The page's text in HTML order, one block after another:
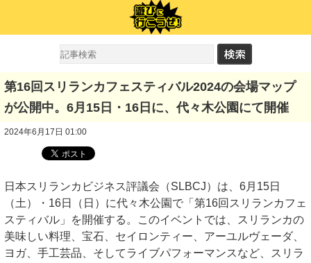
第16回スリランカフェスティバル2024の会場マップ
が公開中。6月15日・16日に、代々木公園にて開催
2024年6月17日 01:00
日本スリランカビジネス評議会（SLBCJ）は、6月15日
（土）・16日（日）に代々木公園で「第16回スリランカフェ
スティバル」を開催する。このイベントでは、スリランカの
美味しい料理、宝石、セイロンティー、アーユルヴェーダ、
ヨガ、手工芸品、そしてライブパフォーマンスなど、スリラ